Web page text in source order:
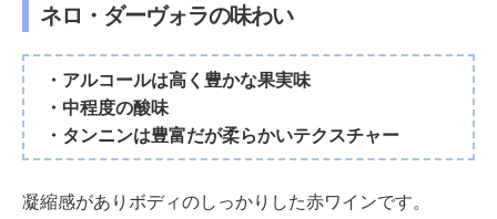
ネロ・ダーヴォラの味わい
・アルコールは高く豊かな果実味
・中程度の酸味
・タンニンは豊富だが柔らかいテクスチャー
凝縮感がありボディのしっかりした赤ワインです。